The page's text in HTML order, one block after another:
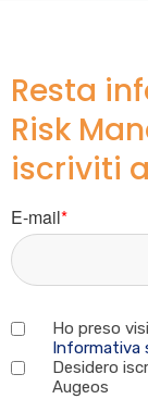
Resta
Risk
iscriviti
E-mail*
Ho preso
Informativa
Desidero
Augeos